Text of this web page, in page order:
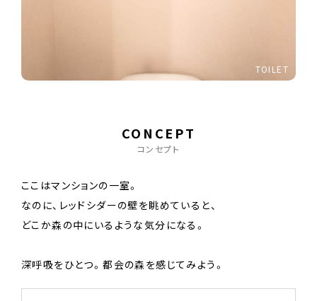
TOILET
CONCEPT
コンセプト
ここはマンションの一室。
なのに、レッドシダーの壁を眺めていると、
どこか森の中にいるような気分になる。
深呼吸をひとつ。都会の森を感じてみよう。